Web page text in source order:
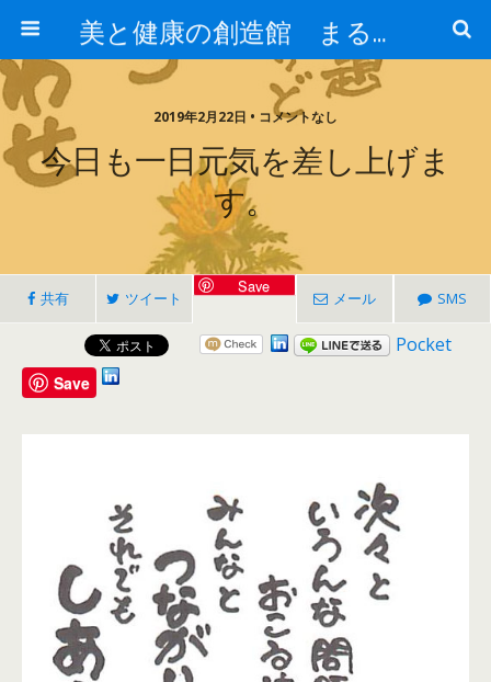
美と健康の創造館 まるとみ薬品 ぐんまの薬屋 芳さんのブログ
2019年2月22日 • コメントなし
今日も一日元気を差し上げま
す。
共有 ツイート
Save
メール SMS
Pocket
Save